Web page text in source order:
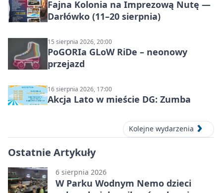
Fajna Kolonia na Imprezową Nutę —
Darłówko (11–20 sierpnia)
15 sierpnia 2026, 20:00
PoGORIa GLoW RiDe – neonowy
przejazd
16 sierpnia 2026, 17:00
Akcja Lato w mieście DG: Zumba
Kolejne wydarzenia
Ostatnie Artykuły
6 sierpnia 2026
W Parku Wodnym Nemo dzieci